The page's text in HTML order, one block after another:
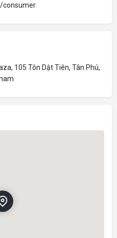
consumer
105 Tôn Dật Tiên, Tân Phú,